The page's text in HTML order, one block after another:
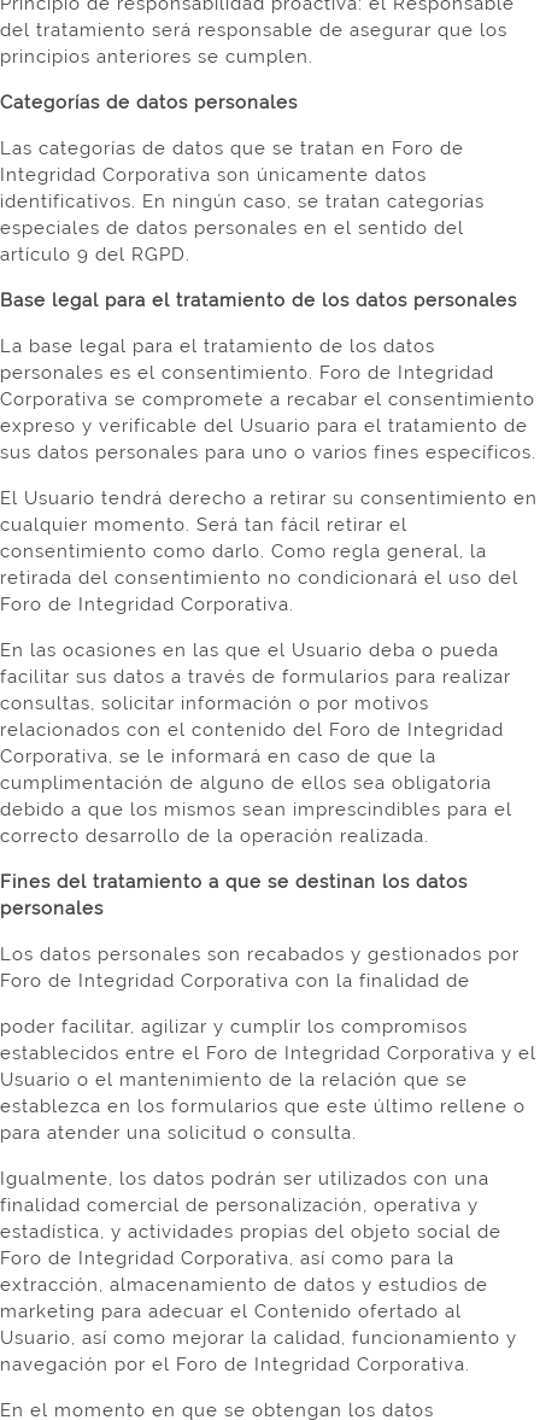
del tratamiento será responsable de asegurar que los
principios anteriores se cumplen.
Categorías de datos personales
Las categorías de datos que se tratan en Foro de
Integridad Corporativa son únicamente datos
identificativos. En ningún caso, se tratan categorías
especiales de datos personales en el sentido del
artículo 9 del RGPD.
Base legal para el tratamiento de los datos personales
La base legal para el tratamiento de los datos
personales es el consentimiento. Foro de Integridad
Corporativa se compromete a recabar el consentimiento
expreso y verificable del Usuario para el tratamiento de
sus datos personales para uno o varios fines específicos.
El Usuario tendrá derecho a retirar su consentimiento en
cualquier momento. Será tan fácil retirar el
consentimiento como darlo. Como regla general, la
retirada del consentimiento no condicionará el uso del
Foro de Integridad Corporativa.
En las ocasiones en las que el Usuario deba o pueda
facilitar sus datos a través de formularios para realizar
consultas, solicitar información o por motivos
relacionados con el contenido del Foro de Integridad
Corporativa, se le informará en caso de que la
cumplimentación de alguno de ellos sea obligatoria
debido a que los mismos sean imprescindibles para el
correcto desarrollo de la operación realizada.
Fines del tratamiento a que se destinan los datos
personales
Los datos personales son recabados y gestionados por
Foro de Integridad Corporativa con la finalidad de
poder facilitar, agilizar y cumplir los compromisos
establecidos entre el Foro de Integridad Corporativa y el
Usuario o el mantenimiento de la relación que se
establezca en los formularios que este último rellene o
para atender una solicitud o consulta.
Igualmente, los datos podrán ser utilizados con una
finalidad comercial de personalización, operativa y
estadística, y actividades propias del objeto social de
Foro de Integridad Corporativa, así como para la
extracción, almacenamiento de datos y estudios de
marketing para adecuar el Contenido ofertado al
Usuario, así como mejorar la calidad, funcionamiento y
navegación por el Foro de Integridad Corporativa.
En el momento en que se obtengan los datos